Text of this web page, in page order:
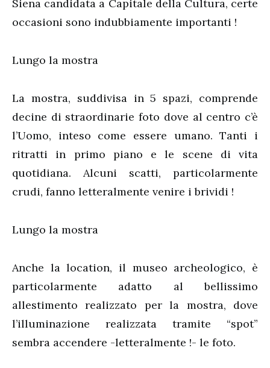
Siena candidata a Capitale della Cultura, certe
occasioni sono indubbiamente importanti !
Lungo la mostra
La mostra, suddivisa in 5 spazi, comprende
decine di straordinarie foto dove al centro c’è
l’Uomo, inteso come essere umano. Tanti i
ritratti in primo piano e le scene di vita
quotidiana. Alcuni scatti, particolarmente
crudi, fanno letteralmente venire i brividi !
Lungo la mostra
Anche la location, il museo archeologico, è
particolarmente adatto al bellissimo
allestimento realizzato per la mostra, dove
l’illuminazione realizzata tramite “spot”
sembra accendere -letteralmente !- le foto.